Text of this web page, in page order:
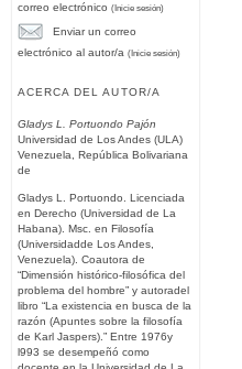
correo electrónico (Inicie sesión)
Enviar un correo
electrónico al autor/a (Inicie sesión)
ACERCA DEL AUTOR/A
Gladys L. Portuondo Pajón
Universidad de Los Andes (ULA)
Venezuela, República Bolivariana
de
Gladys L. Portuondo. Licenciada
en Derecho (Universidad de La
Habana). Msc. en Filosofía
(Universidadde Los Andes,
Venezuela). Coautora de
“Dimensión histórico-filosófica del
problema del hombre” y autoradel
libro “La existencia en busca de la
razón (Apuntes sobre la filosofía
de Karl Jaspers).” Entre 1976y
l993 se desempeñó como